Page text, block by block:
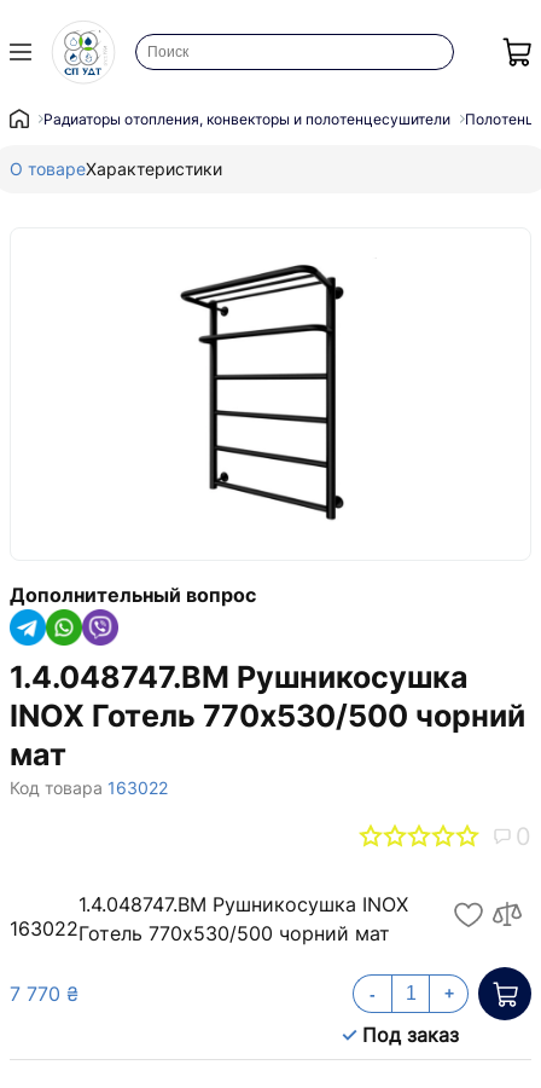
Радиаторы отопления, конвекторы и полотенцесушители
О товареХарактеристики
Дополнительный вопрос
1.4.048747.BM Рушникосушка
INOX Готель 770х530/500 чорний
мат
Код товара 163022
0
163022
1.4.048747.BM Рушникосушка INOX
Готель 770х530/500 чорний мат
7 770 ₴
Под заказ
- +